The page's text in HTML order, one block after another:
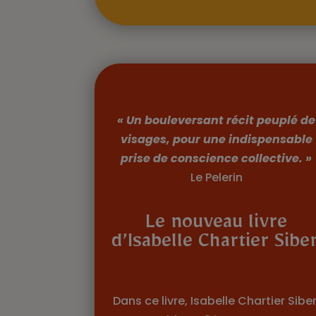
« Un bouleversant récit peuplé de
visages, pour une indispensable
prise de conscience collective. »
Le Pelerin
Le nouveau livre
d’Isabelle Chartier
Dans ce livre, Isabelle Chartier